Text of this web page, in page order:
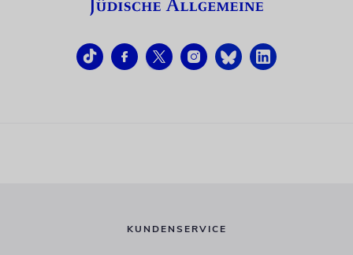
KUNDENSERVICE